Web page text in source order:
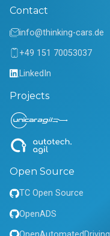
Contact
info@thinking-cars.de
+49 151 70053037
LinkedIn
Projects
Open Source
TC Open Source
OpenADS